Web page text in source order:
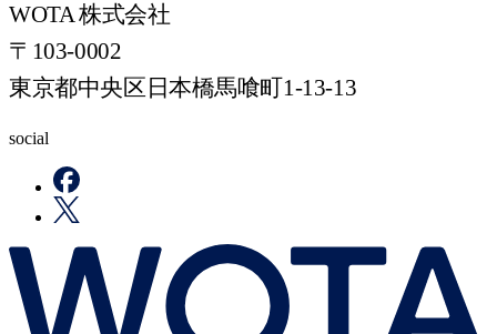
WOTA 株式会社
〒103-0002
東京都中央区日本橋馬喰町1-13-13
social